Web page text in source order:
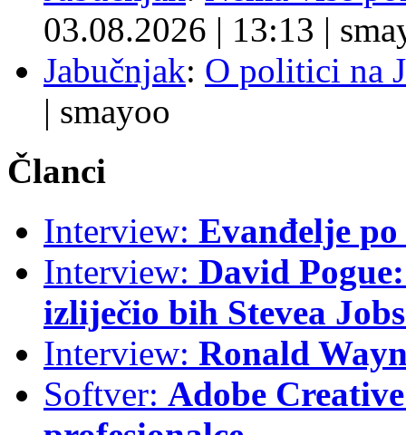
03.08.2026 | 13:13 |
Jabučnjak: O politici na
| smayoo
Članci
Interview: Evanđelje
Interview: David
izliječio bih Stevea
Interview: Ronald
Softver: Adobe